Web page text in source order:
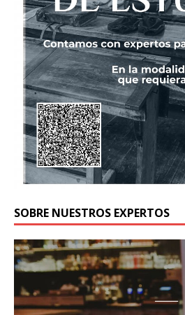
SOBRE NUESTROS EXPERTOS